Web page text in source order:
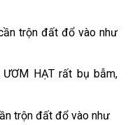
trộn đất đổ vào như
HẠT rất bụ bẫm,
trộn đất đổ vào như